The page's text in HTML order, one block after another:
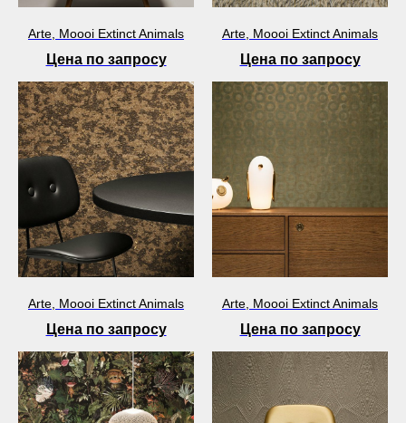
Arte, Moooi Extinct Animals
Цена по запросу
Arte, Moooi Extinct Animals
Цена по запросу
Arte, Moooi Extinct Animals
Цена по запросу
Arte, Moooi Extinct Animals
Цена по запросу